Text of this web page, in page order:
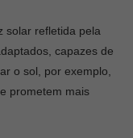
solar refletida pela
capazes de
o sol, por exemplo,
prometem mais